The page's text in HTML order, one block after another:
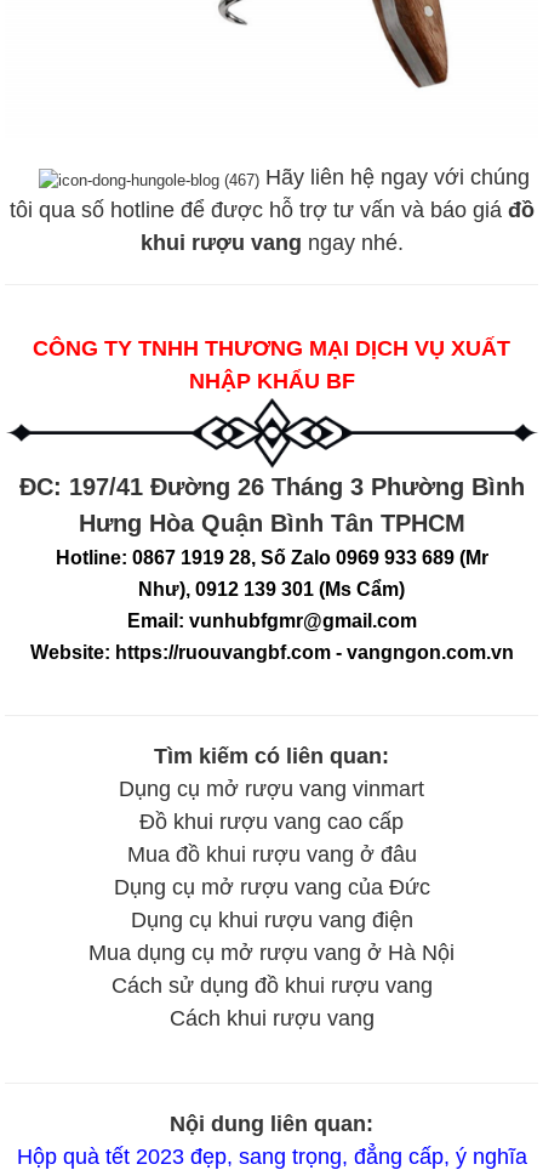
Hãy liên hệ ngay với chúng
tôi qua số hotline để được hỗ trợ tư vấn và báo giá đồ
khui rượu vang ngay nhé.
CÔNG TY TNHH THƯƠNG MẠI DỊCH VỤ XUẤT
NHẬP KHẨU BF
ĐC: 197/41 Đường 26 Tháng 3 Phường Bình
Hưng Hòa Quận Bình Tân TPHCM
Hotline: 0867 1919 28, Số Zalo 0969 933 689(Mr
Như), 0912 139 301 (Ms Cẩm)
Email: vunhubfgmr@gmail.com
Website: https://ruouvangbf.com - vangngon.com.vn
Tìm kiếm có liên quan:
Dụng cụ mở rượu vang vinmart
Đồ khui rượu vang cao cấp
Mua đồ khui rượu vang ở đâu
Dụng cụ mở rượu vang của Đức
Dụng cụ khui rượu vang điện
Mua dụng cụ mở rượu vang ở Hà Nội
Cách sử dụng đồ khui rượu vang
Cách khui rượu vang
Nội dung liên quan:
Hộp quà tết 2023 đẹp, sang trọng, đẳng cấp, ý nghĩa